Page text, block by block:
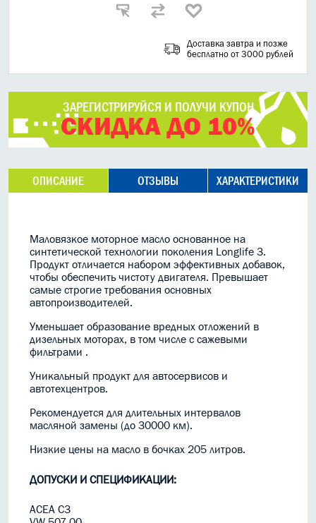
Доставка завтра и позже
бесплатно от 3000 рублей
ЗАРЕГИСТРИРУЙСЯ И ПОЛУЧИ КУПОН
СКИДКА ДО 10%
ОПИСАНИЕ ОТЗЫВЫ ХАРАКТЕРИСТИКИ
Маловязкое моторное масло основанное на
синтетической технологии поколения Longlife 3.
Продукт отличается набором эффективных добавок,
чтобы обеспечить чистоту двигателя. Превышает
самые строгие требования основных
автопроизводителей.
Уменьшает образование вредных отложений в
дизельных моторах, в том числе с сажевыми
фильтрами .
Уникальный продукт для автосервисов и
автотехцентров.
Рекомендуется для длительных интервалов
масляной замены (до 30000 км).
Низкие цены на масло в бочках 205 литров.
ДОПУСКИ И СПЕЦИФИКАЦИИ:
ACEA C3